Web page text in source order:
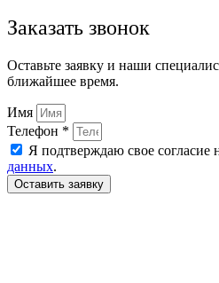
Заказать звонок
Оставьте заявку и наши
ближайшее время.
Имя
Телефон *
Я подтверждаю свое согласие
данных.
Оставить заявку